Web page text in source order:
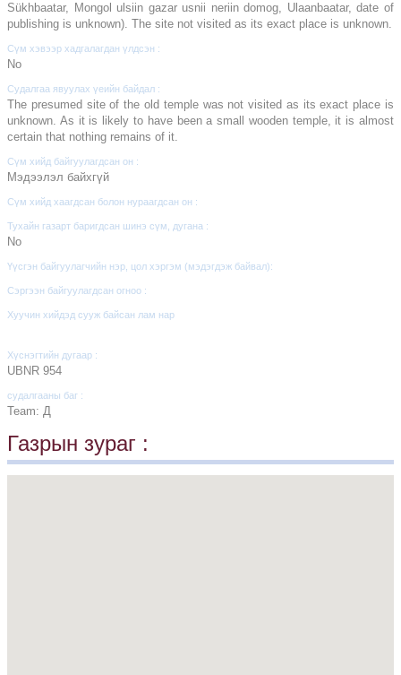
Sükhbaatar, Mongol ulsiin gazar usnii neriin domog, Ulaanbaatar, date of
publishing is unknown). The site not visited as its exact place is unknown.
Сүм хэвээр хадгалагдан үлдсэн :
No
Судалгаа явуулах үеийн байдал :
The presumed site of the old temple was not visited as its exact place is
unknown. As it is likely to have been a small wooden temple, it is almost
certain that nothing remains of it.
Сүм хийд байгуулагдсан он :
Мэдээлэл байхгүй
Сүм хийд хаагдсан болон нураагдсан он :
Тухайн газарт баригдсан шинэ сүм, дугана :
No
Үүсгэн байгуулагчийн нэр, цол хэргэм (мэдэгдэж байвал):
Сэргээн байгуулагдсан огноо :
Хуучин хийдэд сууж байсан лам нар
Хүснэгтийн дугаар :
UBNR 954
судалгааны баг :
Team: Д
Газрын зураг :